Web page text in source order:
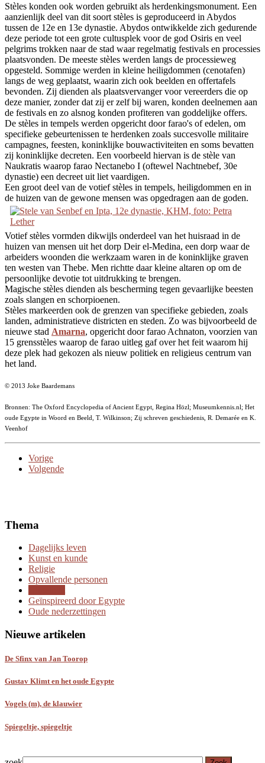
Stèles konden ook worden gebruikt als herdenkingsmonument. Een
aanzienlijk deel van dit soort stèles is geproduceerd in Abydos
tussen de 12e en 13e dynastie. Abydos ontwikkelde zich gedurende
deze periode tot een grote cultusplek voor de god Osiris en veel
pelgrims trokken naar de stad waar regelmatig festivals en processies
plaatsvonden. De meeste stèles werden langs de processieweg
opgesteld. Sommige werden in kleine heiligdommen (cenotafen)
langs de weg geplaatst, waarin zich ook beelden en offertafels
bevonden. Zij dienden als plaatsvervanger voor vereerders die op
deze manier, zonder dat zij er zelf bij waren, konden deelnemen aan
de festivals en zo alsnog konden profiteren van goddelijke offers.
De stèles in tempels werden opgericht door farao's of edelen, om
specifieke gebeurtenissen te herdenken zoals succesvolle militaire
campagnes, feesten, koninklijke bouwactiviteiten en soms bevatten
zij koninklijke decreten. Een voorbeeld hiervan is de stèle van
Naukratis waarop farao Nectanebo I (oftewel Nachtnebef, 30e
dynastie) een decreet uit liet vaardigen.
Een groot deel van de votief stèles in tempels, heiligdommen en in
de huizen van de gewone mensen was opgedragen aan de goden.
Votief stèles vormden dikwijls onderdeel van het huisraad in de
huizen van mensen uit het dorp Deir el-Medina, een dorp waar de
arbeiders woonden die werkzaam waren in de koninklijke graven
ten westen van Thebe. Men richtte daar kleine altaren op om de
persoonlijke devotie tot uitdrukking te brengen.
Magische stèles dienden als bescherming tegen gevaarlijke beesten
zoals slangen en schorpioenen.
Stèles markeerden ook de grenzen van specifieke gebieden, zoals
landen, administratieve districten en steden. Zo was bijvoorbeeld de
nieuwe stad Amarna, opgericht door farao Achnaton, voorzien van
15 grensstèles waarop de farao uitleg gaf over het feit waarom hij
deze plek had gekozen als nieuw politiek en religieus centrum van
het land.
© 2013 Joke Baardemans
Bronnen: The Oxford Encyclopedia of Ancient Egypt, Regina Hözl; Museumkennis.nl; Het
oude Egypte in Woord en Beeld, T. Wilkinson; Zij schreven geschiedenis, R. Demarée en K.
Veenhof
Vorige
Volgende
Thema
Dagelijks leven
Kunst en kunde
Religie
Opvallende personen
Geïnspireerd door Egypte
Oude nederzettingen
Nieuwe artikelen
De Sfinx van Jan Toorop
Gustav Klimt en het oude Egypte
Vogels (m), de klauwier
Spiegeltje, spiegeltje